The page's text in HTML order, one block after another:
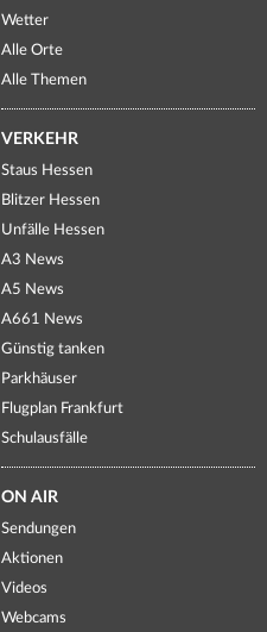
Wetter
Alle Orte
Alle Themen
VERKEHR
Staus Hessen
Blitzer Hessen
Unfälle Hessen
A3 News
A5 News
A661 News
Günstig tanken
Parkhäuser
Flugplan Frankfurt
Schulausfälle
ON AIR
Sendungen
Aktionen
Videos
Webcams